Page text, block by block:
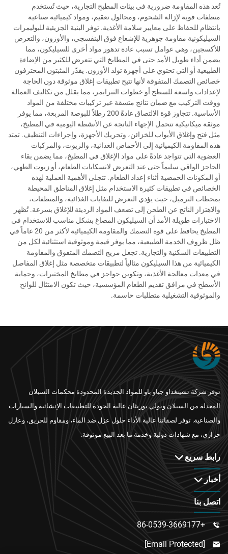
تُعد هذه المقاومة ضرورية في بيئات المطبخ التجارية، حيث تُستخدم
منظفات قوية لإزالة الشحوم، ومحالول تعقيم، ومواد كيميائية صناعية
بانتظام للحفاظ على معايير سلامة الأغذية. توفر البنية الجزيئية للبوليمرات
السيليكونية مقاومة جوهرية للإشعاع فوق البنفسجي، والأوزون، والتعرض
للأكسجين، وهي عوامل تسبب عادة تدهور مواد أخرى للسيليكون، مما
يضمن أداء طويل الأمد حتى في المطابخ التي تتعرض للكثير من الإضاءة
الطبيعية أو التي تحتوي على أجهزة تولد الأوزون. يقدّر المثبتون المحترفون
خصائص التصمك المتفوقة لأنها تتيح تطبيقات إغلاق موثوقة دون الحاجة
لإعدادات واسعة للسطح أو خطوات التبرايمر، مما يقلل من تكاليف العمالة
ووقت التركيب مع ضمان نتائج متسقة عبر تركيبات مختلفة من المواد
الأساسية. تتجاوز قوة الالتصاق عادةً 200 رطلاً للبوصة المربعة، مما يوفر
موثقة ميكانيكية تتحمل الإجهاء الناتجة عن الأنشطة اليومية في المطبخ،
مثل فتح وإغلاق الأبواب للخزائن، وتحريك الأجهزة، وإجراءات التنظيف. تمتد
هذه المقاومة الكيميائية إلى الأحماض الغذائية، والزيوت، والمركبات
العضوية التي تتواجد عادةً على مواد الإغلاق في المطبخ، مما يضمن بقاء
الحاجز الواقي سليماً حتى عند التعرض لانسكابات الطعام، أو زيوت الطهي،
أو المكونات الحمضية أثناء إعداد الطعام. تتجلى الأهمية العملية لهذه
الخصائص في تطبيقات كثيرة الاستخدام مثل إغلاق المناطق المحيطة
بمحطات الترميل، حيث يؤدي التعرض للنفايات الغذائية، والمنظفات،
والاهتزاز الناتج عن الطحن إلى تضعف المواد الرديئة للإغلاق بسرعة. تُظهر
الاختبارات طويلة الأمد أن السيليكون المصاغ بشكل مناسب للاستخدام في
المطبخ يحافظ على قوة التصمك والمقاومة الكيميائية لأكثر من 20 عاماً في
ظل ظروف الخدمة الطبيعية، مما يوفر قيمة وموثوقية استثنائية لكل من
التطبيقات السكنية والتجارية. تجعل مزيج التصمك المتفوق والمقاومة
الكيميائية من هذا السيليكون مثالياً لتطبيقات متخصصة مثل إغلاق المفاصل
في معدات معالجة الأغذية، وتكوين حواجز في مطابخ المختبرات، وحماية
الأسطح في مرافق تقديم الطعام المؤسسية، حيث تكون الامتثال للوائح
والموثوقية التشغيلية متطلبات حاسمة.
توفر شركة تشينغداو جياو باو للمواد الجديدة المحدودة محكمات السيلان
المعدلة من السيلان وبولي يوريثان عالية الجودة للتطبيقات الإنشائية والسيارات
والصناعية. توفر لصقاتنا عالية الأداء حلول عزل ضد الماء، ومقاوم للحريق، وعازل
حراري، مع شهادات دولية وخدمة ما بعد البيع موثوقة.
رابط سريع
أخبار
اتصل بنا

+86-0539-3669177

[email Protected]